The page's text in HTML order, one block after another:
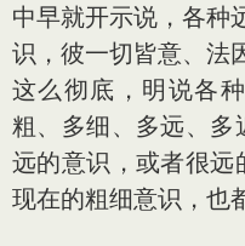
中早就开示说，各种
识，彼一切皆意、法
这么彻底，明说各
粗、多细、多远、多
远的意识，或者很远
现在的粗细意识，也